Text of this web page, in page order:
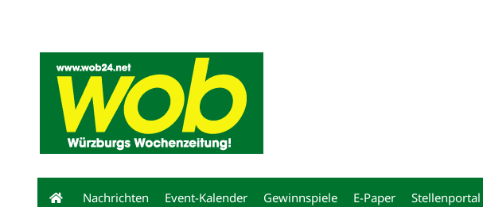
Nachrichten Event-Kalender Gewinnspiele E-Paper Stellenportal